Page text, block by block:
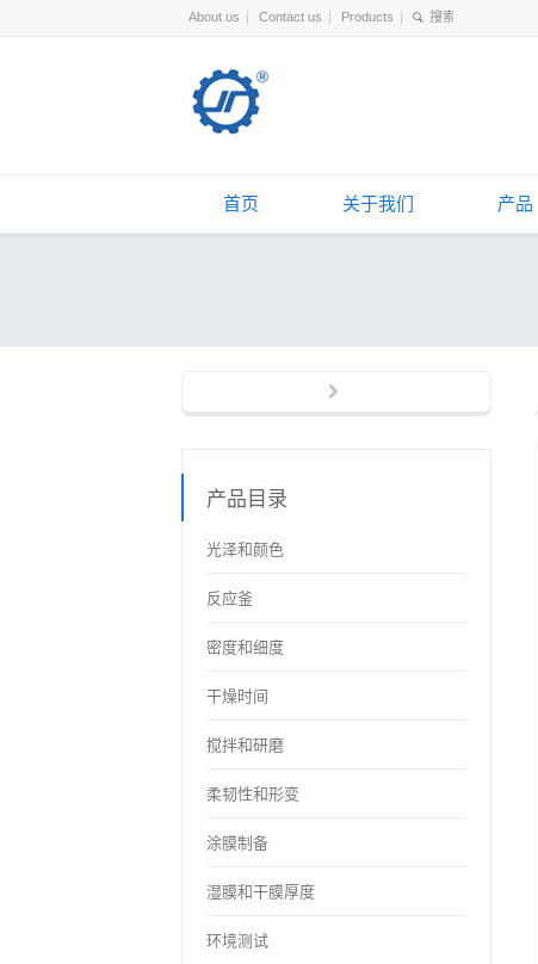
About us Contact us Products
首页 关于我们 产品
产品目录
光泽和颜色
反应釜
密度和细度
干燥时间
搅拌和研磨
柔韧性和形变
涂膜制备
湿膜和干膜厚度
环境测试